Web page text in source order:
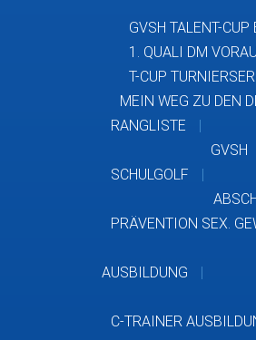
GVSH TALENT-CUP
1. QUALI DM
T-CUP
MEIN WEG ZU DEN
RANGLISTE
GVSH
SCHULGOLF
PRÄVENTION SEX.
AUSBILDUNG
C-TRAINER